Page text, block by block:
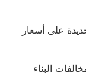
على أسعار